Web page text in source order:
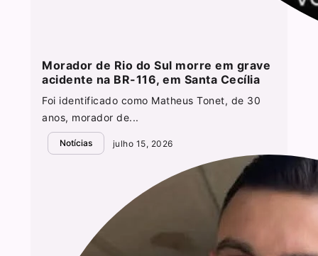
Morador de Rio do Sul morre em grave
acidente na BR-116, em Santa Cecília
Foi identificado como Matheus Tonet, de 30
anos, morador de...
Notícias julho 15, 2026